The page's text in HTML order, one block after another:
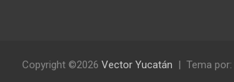
Copyright ©2026 Vector Yucatán Tema por: